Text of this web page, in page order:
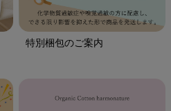
特別梱包のご案内